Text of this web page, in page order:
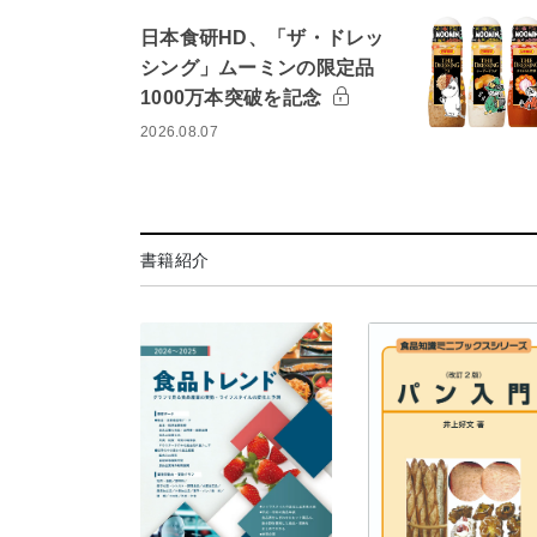
日本食研HD、「ザ・ドレッ
シング」ムーミンの限定品
1000万本突破を記念
2026.08.07
書籍紹介